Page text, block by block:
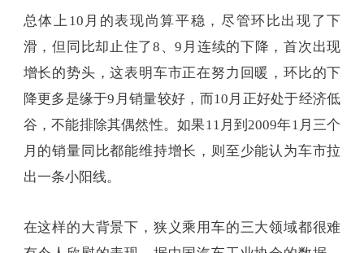
总体上10月的表现尚算平稳，尽管环比出现了下
滑，但同比却止住了8、9月连续的下降，首次出现
增长的势头，这表明车市正在努力回暖，环比的下
降更多是缘于9月销量较好，而10月正好处于经济低
谷，不能排除其偶然性。如果11月到2009年1月三个
月的销量同比都能维持增长，则至少能认为车市拉
出一条小阳线。
在这样的大背景下，狭义乘用车的三大领域都很难